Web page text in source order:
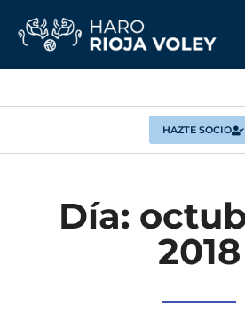
HAZTE SOCIO
Día:
2018